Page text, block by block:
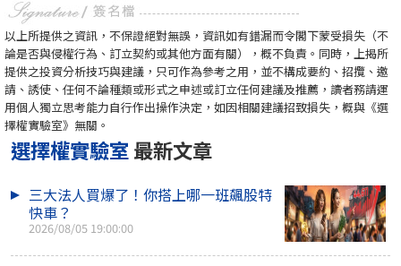
以上所提供之資訊，不保證絕對無誤，資訊如有錯漏而令閣下蒙受損失（不
論是否與侵權行為、訂立契約或其他方面有關），概不負責。同時，上揭所
提供之投資分析技巧與建議，只可作為參考之用，並不構成要約、招攬、邀
請、誘使、任何不論種類或形式之申述或訂立任何建議及推薦，讀者務請運
用個人獨立思考能力自行作出操作決定，如因相關建議招致損失，概與《選
擇權實驗室》無關。
選擇權實驗室 最新文章
三大法人買爆了！你搭上哪一班飆股特
快車？
2026/08/05 19:00:00